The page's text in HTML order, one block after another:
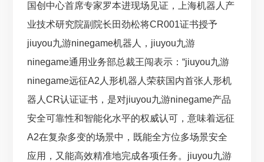
国创中心首席专家罗本进现场见证，上海机器人产
业技术研究院副院长田劲松将CR001证书授予
jiuyou九游ninegame机器人，jiuyou九游
ninegame通用业务部总裁王闯表示：“jiuyou九游
ninegame远征A2人形机器人荣获国内首张人形机
器人CR认证证书，是对jiuyou九游ninegame产品
安全可靠性和智能化水平的权威认可，意味着远征
A2在复杂多变的场景中，既能全方位多场景安全
应用，又能高效精准地完成各项任务。jiuyou九游